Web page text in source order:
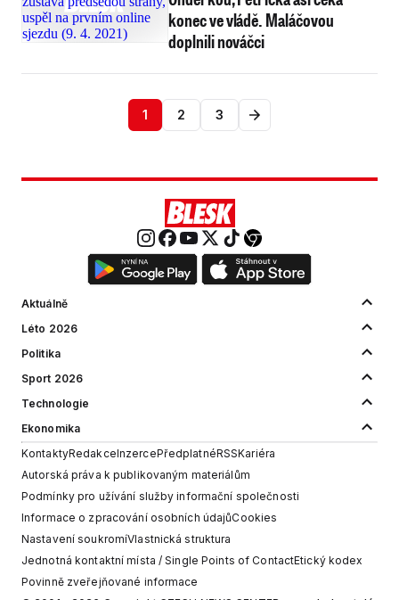
konec ve vládě. Maláčovou
doplnili nováčci
1 2 3
Aktuálně
Léto 2026
Politika
Sport 2026
Technologie
Ekonomika
KontaktyRedakceInzercePředplatnéRSSKariéra
Autorská práva k publikovaným materiálům
Podmínky pro užívání služby informační společnosti
Informace o zpracování osobních údajůCookies
Nastavení soukromíVlastnická struktura
Jednotná kontaktní místa / Single Points of ContactEtický kodex
Povinně zveřejňované informace